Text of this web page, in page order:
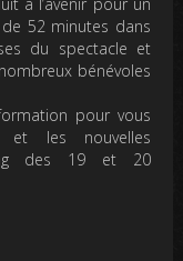
52 minutes dans
du spectacle et
bénévoles
pour vous
et les nouvelles
des 19 et 20